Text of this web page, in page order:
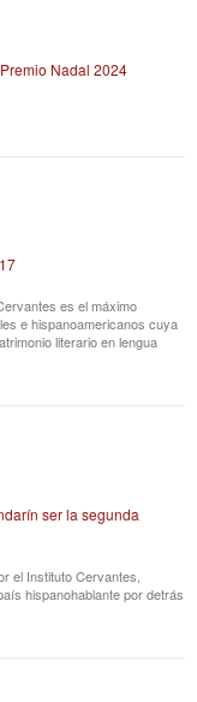
Nadal 2024
es el máximo
e hispanoamericanos cuya
literario en lengua
ser la segunda
el Instituto Cervantes,
hispanohablante por detrás